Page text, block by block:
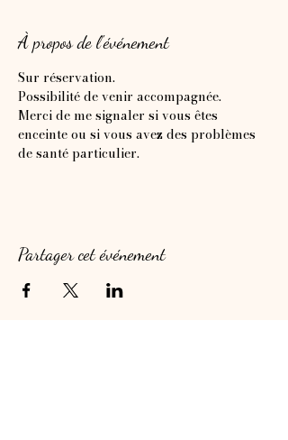
À propos de l'événement
Sur réservation.
Possibilité de venir accompagnée.
Merci de me signaler si vous êtes
enceinte ou si vous avez des problèmes
de santé particulier.
Partager cet événement